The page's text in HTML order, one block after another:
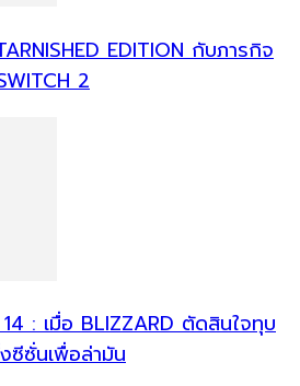
EDITION กับภารกิจ
2
: เมื่อ BLIZZARD ตัดสินใจทุบ
ซีซั่นเพื่อล่ามัน